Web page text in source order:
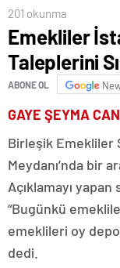
201 okunma
Emekliler
Taleplerini
ABONE OL
GAYE ŞEYMA CAN
Birleşik Emekliler
Meydanı’nda bir
Açıklamayı
“Bugünkü
emeklileri oy
dedi.